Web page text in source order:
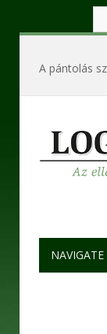
NAVIGATE